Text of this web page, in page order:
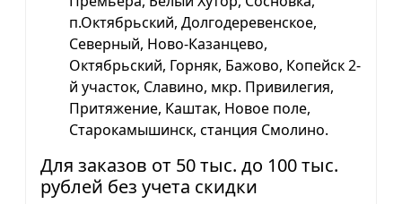
п.Октябрьский, Долгодеревенское,
Северный, Ново-Казанцево,
Октябрьский, Горняк, Бажово, Копейск 2-
й участок, Славино, мкр. Привилегия,
Притяжение, Каштак, Новое поле,
Старокамышинск, станция Смолино.
Для заказов от 50 тыс. до 100 тыс.
рублей без учета скидки